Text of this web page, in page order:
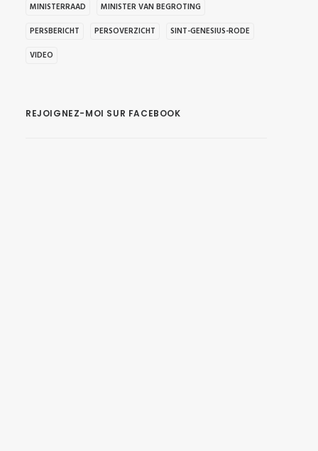
MINISTERRAAD
MINISTER VAN BEGROTING
PERSBERICHT
PERSOVERZICHT
SINT-GENESIUS-RODE
VIDEO
REJOIGNEZ-MOI SUR FACEBOOK